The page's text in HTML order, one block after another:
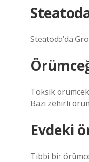
Steatoda’da
Toksik
Bazı zehirli
Evdeki
Tıbbi bir